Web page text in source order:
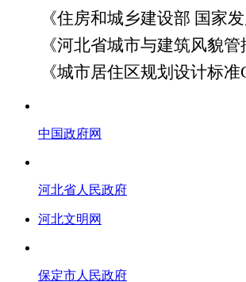
《住房和城乡建设部 国家
《河北省城市与建筑风貌管
《城市居住区规划设计标准
中国政府网
河北省人民政府
河北文明网
保定市人民政府